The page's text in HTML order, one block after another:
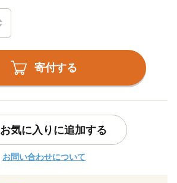
寄付する
お気に入りに追加する
お問い合わせについて